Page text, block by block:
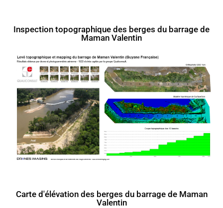
Inspection topographique des berges du barrage de
Maman Valentin
Carte d'élévation des berges du barrage de Maman
Valentin